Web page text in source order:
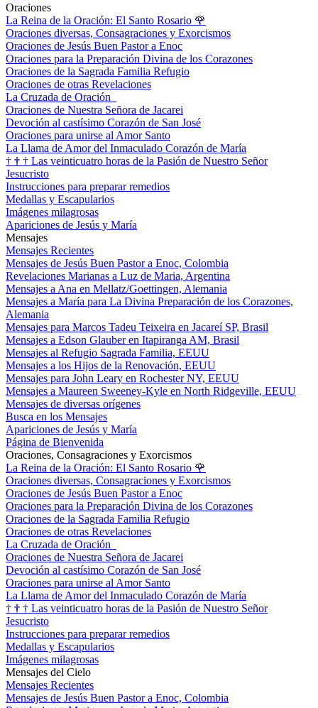
Oraciones
La Reina de la Oración: El Santo Rosario 🌹
Oraciones diversas, Consagraciones y Exorcismos
Oraciones de Jesús Buen Pastor a Enoc
Oraciones para la Preparación Divina de los Corazones
Oraciones de la Sagrada Familia Refugio
Oraciones de otras Revelaciones
La Cruzada de Oración
Oraciones de Nuestra Señora de Jacarei
Devoción al castísimo Corazón de San José
Oraciones para unirse al Amor Santo
La Llama de Amor del Inmaculado Corazón de María
† † † Las veinticuatro horas de la Pasión de Nuestro Señor
Jesucristo
Instrucciones para preparar remedios
Medallas y Escapularios
Imágenes milagrosas
Apariciones de Jesús y María
Mensajes
Mensajes Recientes
Mensajes de Jesús Buen Pastor a Enoc, Colombia
Revelaciones Marianas a Luz de Maria, Argentina
Mensajes a Ana en Mellatz/Goettingen, Alemania
Mensajes a María para La Divina Preparación de los Corazones,
Alemania
Mensajes para Marcos Tadeu Teixeira en Jacareí SP, Brasil
Mensajes a Edson Glauber en Itapiranga AM, Brasil
Mensajes al Refugio Sagrada Familia, EEUU
Mensajes a los Hijos de la Renovación, EEUU
Mensajes para John Leary en Rochester NY, EEUU
Mensajes a Maureen Sweeney-Kyle en North Ridgeville, EEUU
Mensajes de diversas orígenes
Busca en los Mensajes
Apariciones de Jesús y María
Página de Bienvenida
Oraciones, Consagraciones y Exorcismos
La Reina de la Oración: El Santo Rosario 🌹
Oraciones diversas, Consagraciones y Exorcismos
Oraciones de Jesús Buen Pastor a Enoc
Oraciones para la Preparación Divina de los Corazones
Oraciones de la Sagrada Familia Refugio
Oraciones de otras Revelaciones
La Cruzada de Oración
Oraciones de Nuestra Señora de Jacarei
Devoción al castísimo Corazón de San José
Oraciones para unirse al Amor Santo
La Llama de Amor del Inmaculado Corazón de María
† † † Las veinticuatro horas de la Pasión de Nuestro Señor
Jesucristo
Instrucciones para preparar remedios
Medallas y Escapularios
Imágenes milagrosas
Mensajes del Cielo
Mensajes Recientes
Mensajes de Jesús Buen Pastor a Enoc, Colombia